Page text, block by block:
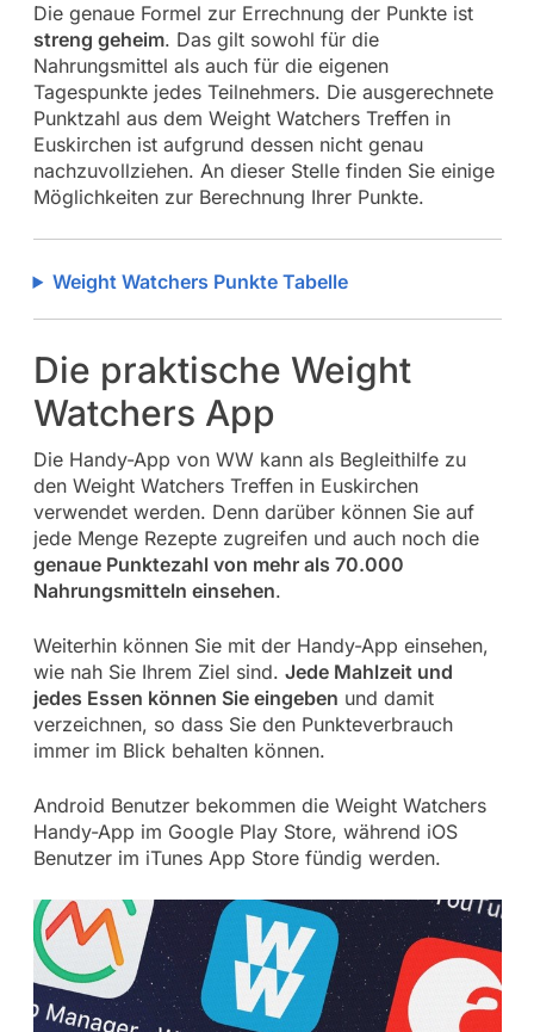
Die genaue Formel zur Errechnung der Punkte ist
streng geheim. Das gilt sowohl für die
Nahrungsmittel als auch für die eigenen
Tagespunkte jedes Teilnehmers. Die ausgerechnete
Punktzahl aus dem Weight Watchers Treffen in
Euskirchen ist aufgrund dessen nicht genau
nachzuvollziehen. An dieser Stelle finden Sie einige
Möglichkeiten zur Berechnung Ihrer Punkte.
Weight Watchers Punkte Tabelle
Die praktische Weight
Watchers App
Die Handy-App von WW kann als Begleithilfe zu
den Weight Watchers Treffen in Euskirchen
verwendet werden. Denn darüber können Sie auf
jede Menge Rezepte zugreifen und auch noch die
genaue Punktezahl von mehr als 70.000
Nahrungsmitteln einsehen.
Weiterhin können Sie mit der Handy-App einsehen,
wie nah Sie Ihrem Ziel sind. Jede Mahlzeit und
jedes Essen können Sie eingeben und damit
verzeichnen, so dass Sie den Punkteverbrauch
immer im Blick behalten können.
Android Benutzer bekommen die Weight Watchers
Handy-App im Google Play Store, während iOS
Benutzer im iTunes App Store fündig werden.